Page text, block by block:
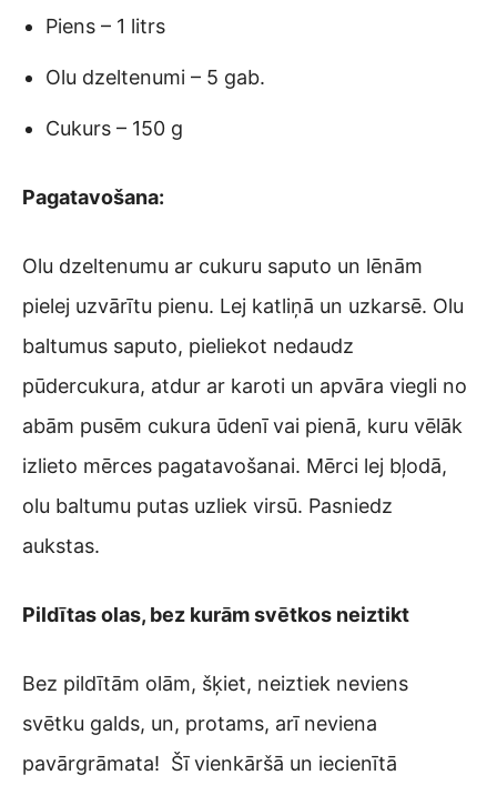
Piens – 1 litrs
Olu dzeltenumi – 5 gab.
Cukurs – 150 g
Pagatavošana:
Olu dzeltenumu ar cukuru saputo un lēnām
pielej uzvārītu pienu. Lej katliņā un uzkarsē. Olu
baltumus saputo, pieliekot nedaudz
pūdercukura, atdur ar karoti un apvāra viegli no
abām pusēm cukura ūdenī vai pienā, kuru vēlāk
izlieto mērces pagatavošanai. Mērci lej bļodā,
olu baltumu putas uzliek virsū. Pasniedz
aukstas.
Pildītas olas, bez kurām svētkos neiztikt
Bez pildītām olām, šķiet, neiztiek neviens
svētku galds, un, protams, arī neviena
pavārgrāmata! Šī vienkāršā un iecienītā